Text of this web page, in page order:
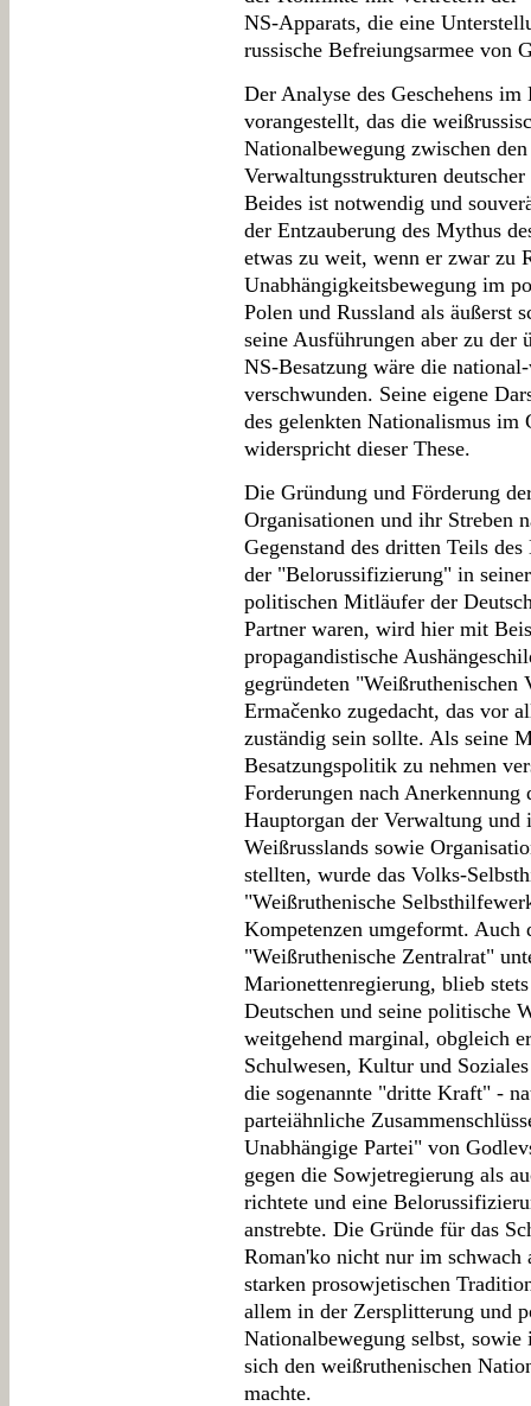
NS-Apparats, die eine
russische Befreiungsarmee von
Der Analyse des Geschehens
vorangestellt, das die
Nationalbewegung zwischen
Verwaltungsstrukturen
Beides ist notwendig und
der Entzauberung des Mythus
etwas zu weit, wenn er zwar zu
Unabhängigkeitsbewegung im
Polen und Russland als äußerst
seine Ausführungen aber zu der
NS-Besatzung wäre die
verschwunden. Seine eigene
des gelenkten Nationalismus im
widerspricht dieser These.
Die Gründung und Förderung
Organisationen und ihr Streben
Gegenstand des dritten Teils
der "Belorussifizierung" in
politischen Mitläufer der
Partner waren, wird hier mit
propagandistische
gegründeten
Ermačenko zugedacht, das vor
zuständig sein sollte. Als seine
Besatzungspolitik zu nehmen
Forderungen nach
Hauptorgan der Verwaltung
Weißrusslands sowie
stellten, wurde das Volks-
"Weißruthenische
Kompetenzen umgeformt. Auch
"Weißruthenische Zentralrat"
Marionettenregierung, blieb
Deutschen und seine politische
weitgehend marginal, obgleich
Schulwesen, Kultur und
die sogenannte "dritte Kraft" -
parteiähnliche
Unabhängige Partei" von
gegen die Sowjetregierung als
richtete und eine
anstrebte. Die Gründe für das
Roman'ko nicht nur im schwach
starken prosowjetischen
allem in der Zersplitterung und
Nationalbewegung selbst,
sich den weißruthenischen
machte.